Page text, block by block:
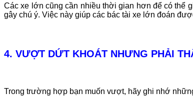
Các xe lớn cũng cần nhiều thời gian hơn để có thể
gây chú ý. Việc này giúp các bác tài xe lớn đoán
4. VƯỢT DỨT KHOÁT NHƯNG PHẢI
Trong trường hợp bạn muốn vượt, hãy ghi nhớ